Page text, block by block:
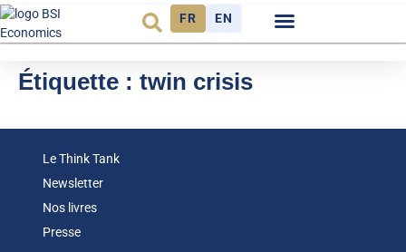
FR EN
Étiquette : twin crisis
Le Think Tank
Newsletter
Nos livres
Presse